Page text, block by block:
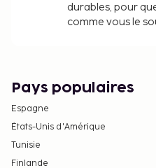
durables, pour
comme vous le
Pays populaires
Espagne
États-Unis d'Amérique
Tunisie
Finlande